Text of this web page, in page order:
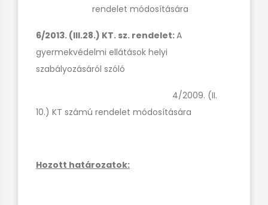
rendelet módosítására
6/2013. (III.28.) KT. sz. rendelet:A
gyermekvédelmi ellátások helyi
szabályozásáról szóló
4/2009. (II.
10.) KT számú rendelet módosítására
Hozott határozatok: